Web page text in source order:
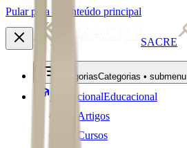
Pular para o conteúdo principal
SACRE
CategoriasCategorias • submenu
EducacionalEducacional
Artigos
Cursos